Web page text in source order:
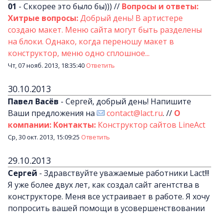
01 - Сккорее это было бы))) // Вопросы и ответы:
Хитрые вопросы:Добрый день! В артистере
создаю макет. Меню сайта могут быть разделены
на блоки. Однако, когда переношу макет в
конструктор, меню одно сплошное...
Чт, 07 нояб. 2013, 18:35:40 Ответить
30.10.2013
Павел Васёв - Сергей, добрый день! Напишите
Ваши предложения на
contact@lact.ru. // О
компании: Контакты: Конструктор сайтов LineAct
Ср, 30 окт. 2013, 15:09:25 Ответить
29.10.2013
Сергей - Здравствуйте уважаемые работники Lact!!!
Я уже более двух лет, как создал сайт агентства в
конструкторе. Меня все устраивает в работе. Я хочу
попросить вашей помощи в усовершенствовании